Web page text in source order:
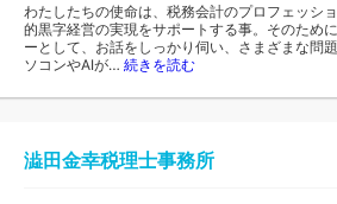
わたしたちの使命は、税務会計のプロフェッシ
的黒字経営の実現をサポートする事。そのため
ーとして、お話をしっかり伺い、さまざまな問
ソコンやAIが… 続きを読む
澁田金幸税理士事務所